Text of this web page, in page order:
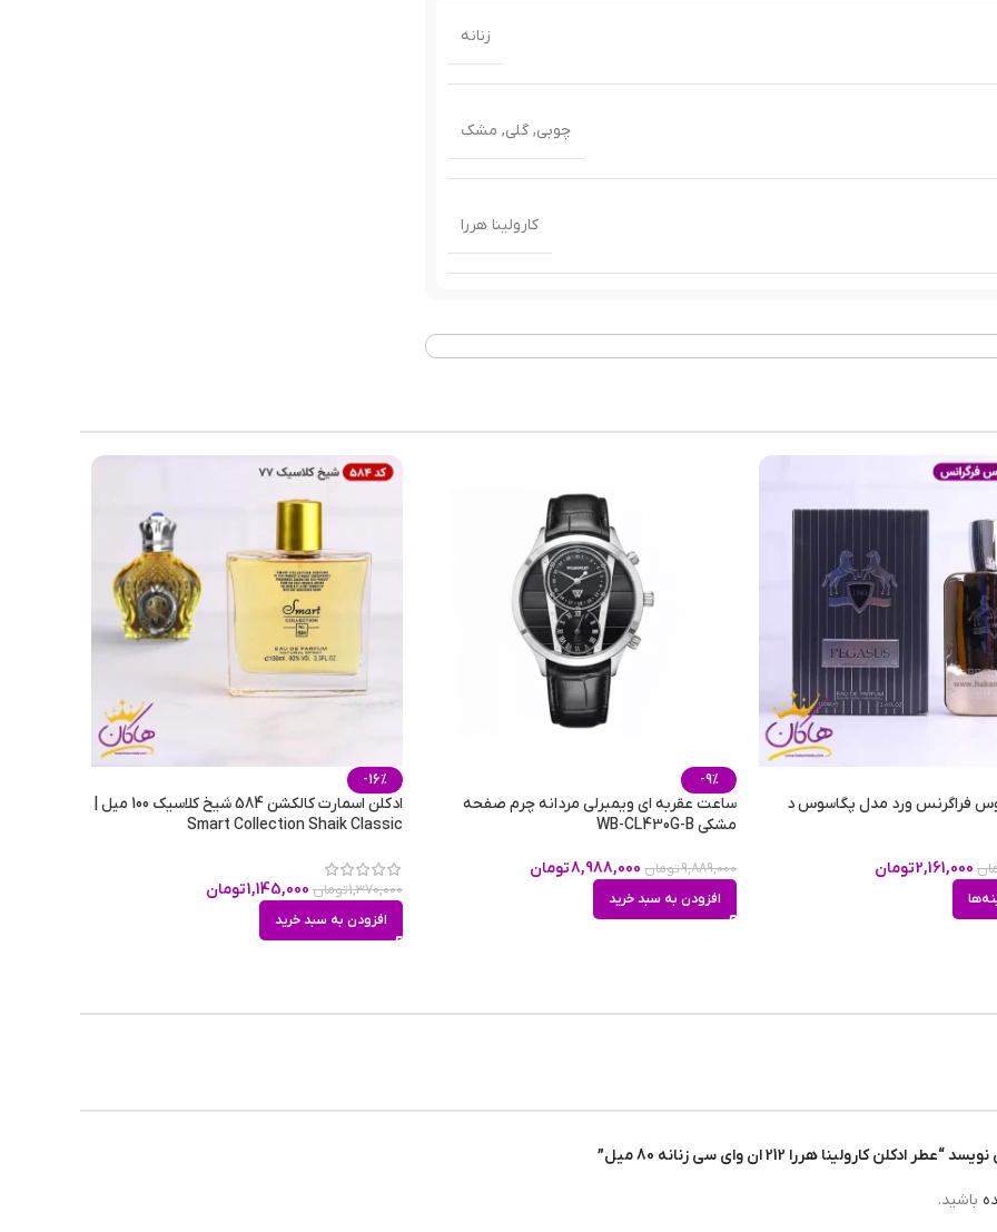
زنانه
چوبی, گلی, مشک
کارولینا هررا
بسیار خوب
شیرین معتدل
فراگرنس ورد مدل پگاسوس د
2,161,000تومان
-9%
ساعت عقربه ای ویمبرلی مردانه چرم صفحه
مشکی WB-CL430G-B
9,889,000تومان 8,988,000تومان
افزودن به سبد خرید
-16%
ادکلن اسمارت کالکشن 584 شیخ کلاسیک 100 میل |
Smart Collection Shaik Classic
1,370,000تومان 1,145,000تومان
افزودن به سبد خرید
کارولینا هررا 212 ان وای سی زنانه 80 میل”
باشید.